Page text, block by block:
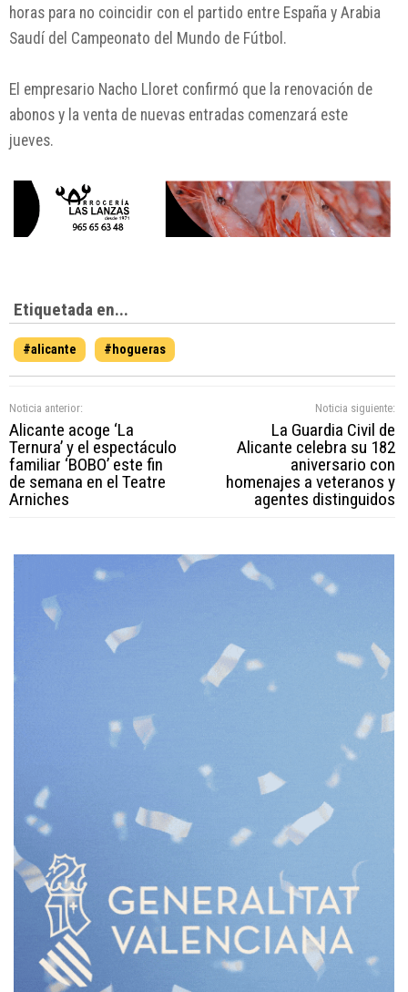
horas para no coincidir con el partido entre España y Arabia
Saudí del Campeonato del Mundo de Fútbol.
El empresario Nacho Lloret confirmó que la renovación de
abonos y la venta de nuevas entradas comenzará este
jueves.
Etiquetada en...
#alicante #hogueras
Noticia anterior:
Alicante acoge ‘La
Ternura’ y el espectáculo
familiar ‘BOBO’ este fin
de semana en el Teatre
Arniches
Noticia siguiente:
La Guardia Civil de
Alicante celebra su 182
aniversario con
homenajes a veteranos y
agentes distinguidos